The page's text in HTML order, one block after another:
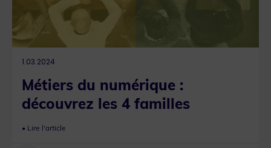
1.03.2024
Métiers du numérique :
découvrez les 4 familles